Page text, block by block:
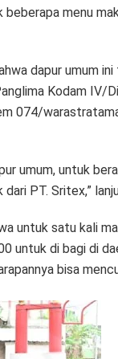
beberapa menu
dapur umum
Kodam IV/
074/
umum, untuk
PT. Sritex,”
untuk satu kali
untuk di bagi di
bisa